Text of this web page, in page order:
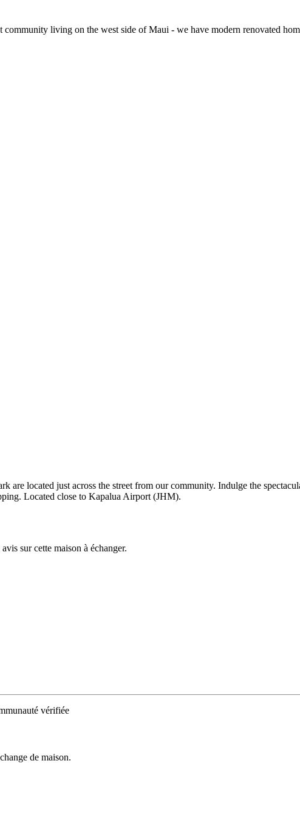
living on the west side of Maui - we have modern renovated
are located just across the street from our community. Indulge the
Located close to Kapalua Airport (JHM).
sur cette maison à échanger.
vérifiée
de maison.